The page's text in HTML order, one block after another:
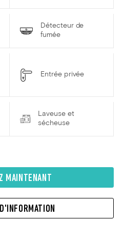
Détecteur de
fumée
Entrée privée
Laveuse et
sécheuse
MAINTENANT